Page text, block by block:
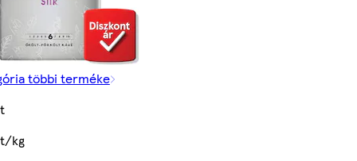
többi terméke
kg